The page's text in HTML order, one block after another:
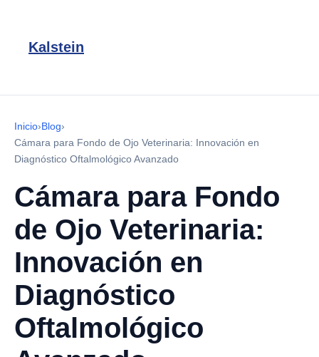
Kalstein
Inicio›Blog›
Cámara para Fondo de Ojo Veterinaria: Innovación en
Diagnóstico Oftalmológico Avanzado
Cámara para Fondo
de Ojo Veterinaria:
Innovación en
Diagnóstico
Oftalmológico